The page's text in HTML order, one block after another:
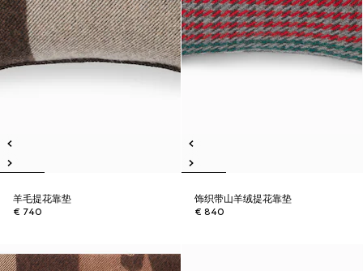
羊毛提花靠垫
€ 740
饰织带山羊绒提花靠垫
€ 840